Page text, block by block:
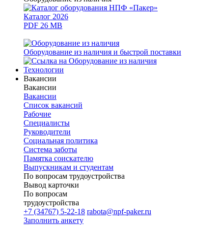
Каталог 2026
PDF 26 MB
Оборудование из наличия и быстрой поставки
Технологии
Вакансии
Вакансии
Вакансии
Список вакансий
Рабочие
Специалисты
Руководители
Cоциальная политика
Система заботы
Памятка соискателю
Выпускникам и студентам
По вопросам трудоустройства
Вывод карточки
По вопросам
трудоустройства
+7 (34767) 5-22-18 rabota@npf-paker.ru
Заполнить анкету